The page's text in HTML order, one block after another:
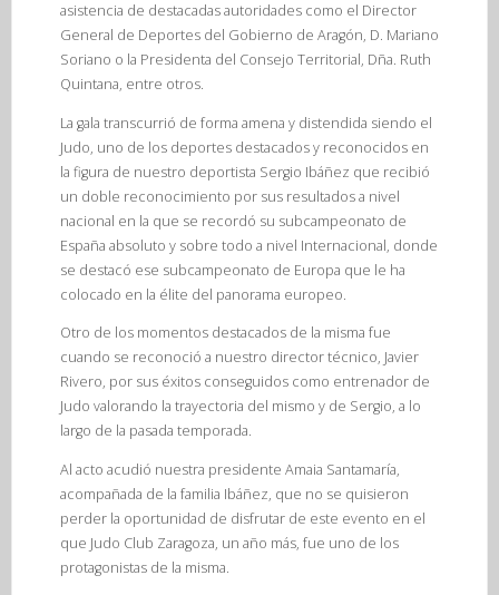
asistencia de destacadas autoridades como el Director
General de Deportes del Gobierno de Aragón, D. Mariano
Soriano o la Presidenta del Consejo Territorial, Dña. Ruth
Quintana, entre otros.
La gala transcurrió de forma amena y distendida siendo el
Judo, uno de los deportes destacados y reconocidos en
la figura de nuestro deportista Sergio Ibáñez que recibió
un doble reconocimiento por sus resultados a nivel
nacional en la que se recordó su subcampeonato de
España absoluto y sobre todo a nivel Internacional, donde
se destacó ese subcampeonato de Europa que le ha
colocado en la élite del panorama europeo.
Otro de los momentos destacados de la misma fue
cuando se reconoció a nuestro director técnico, Javier
Rivero, por sus éxitos conseguidos como entrenador de
Judo valorando la trayectoria del mismo y de Sergio, a lo
largo de la pasada temporada.
Al acto acudió nuestra presidente Amaia Santamaría,
acompañada de la familia Ibáñez, que no se quisieron
perder la oportunidad de disfrutar de este evento en el
que Judo Club Zaragoza, un año más, fue uno de los
protagonistas de la misma.